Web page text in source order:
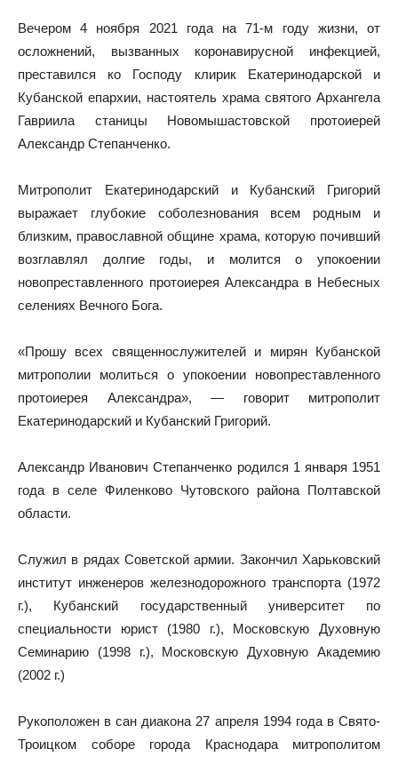
Вечером 4 ноября 2021 года на 71-м году жизни, от
осложнений, вызванных коронавирусной инфекцией,
преставился ко Господу клирик Екатеринодарской и
Кубанской епархии, настоятель храма святого Архангела
Гавриила станицы Новомышастовской протоиерей
Александр Степанченко.
Митрополит Екатеринодарский и Кубанский Григорий
выражает глубокие соболезнования всем родным и
близким, православной общине храма, которую почивший
возглавлял долгие годы, и молится о упокоении
новопреставленного протоиерея Александра в Небесных
селениях Вечного Бога.
«Прошу всех священнослужителей и мирян Кубанской
митрополии молиться о упокоении новопреставленного
протоиерея Александра», — говорит митрополит
Екатеринодарский и Кубанский Григорий.
Александр Иванович Степанченко родился 1 января 1951
года в селе Филенково Чутовского района Полтавской
области.
Служил в рядах Советской армии. Закончил Харьковский
институт инженеров железнодорожного транспорта (1972
г.), Кубанский государственный университет по
специальности юрист (1980 г.), Московскую Духовную
Семинарию (1998 г.), Московскую Духовную Академию
(2002 г.)
Рукоположен в сан диакона 27 апреля 1994 года в Свято-
Троицком соборе города Краснодара митрополитом